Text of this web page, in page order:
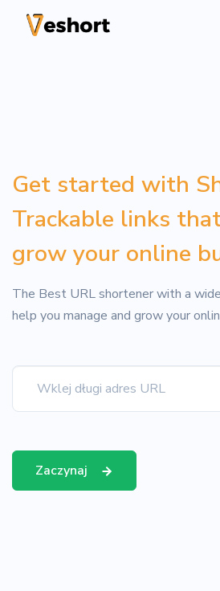
Get started with
Trackable links
grow your online
The Best URL shortener with a
help you manage and grow your
Zaczynaj